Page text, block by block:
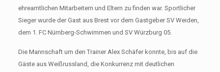
ehreamtlichen Mitarbeitern und Eltern zu finden war. Sportlicher
Sieger wurde der Gast aus Brest vor dem Gastgeber SV Weiden,
dem 1. FC Nürnberg-Schwimmen und SV Würzburg 05.
Die Mannschaft um den Trainer Alex Schäfer konnte, bis auf die
Gäste aus Weißrussland, die Konkurrenz mit deutlichen